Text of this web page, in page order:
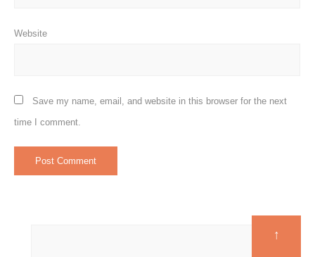
Website
Save my name, email, and website in this browser for the next
time I comment.
↑